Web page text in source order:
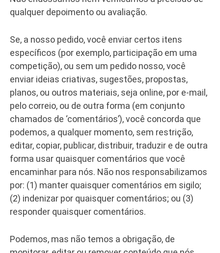
qualquer depoimento ou avaliação.
Se, a nosso pedido, você enviar certos itens
específicos (por exemplo, participação em uma
competição), ou sem um pedido nosso, você
enviar ideias criativas, sugestões, propostas,
planos, ou outros materiais, seja online, por e-mail,
pelo correio, ou de outra forma (em conjunto
chamados de ‘comentários’), você concorda que
podemos, a qualquer momento, sem restrição,
editar, copiar, publicar, distribuir, traduzir e de outra
forma usar quaisquer comentários que você
encaminhar para nós. Não nos responsabilizamos
por: (1) manter quaisquer comentários em sigilo;
(2) indenizar por quaisquer comentários; ou (3)
responder quaisquer comentários.
Podemos, mas não temos a obrigação, de